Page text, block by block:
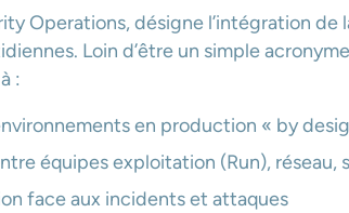
Operations, désigne l’intégration de
Loin d’être un simple
:
en production « by
équipes exploitation (Run), réseau,
face aux incidents et attaques